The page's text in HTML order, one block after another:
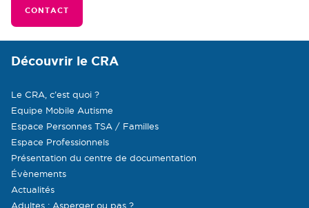
CONTACT
Découvrir le CRA
Le CRA, c’est quoi ?
Equipe Mobile Autisme
Espace Personnes TSA / Familles
Espace Professionnels
Présentation du centre de documentation
Évènements
Actualités
Adultes : Asperger ou pas ?